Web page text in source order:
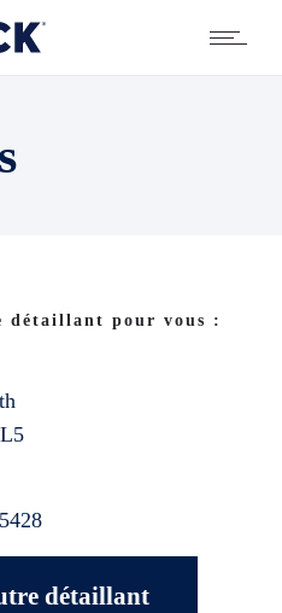
détaillant pour vous :
détaillant